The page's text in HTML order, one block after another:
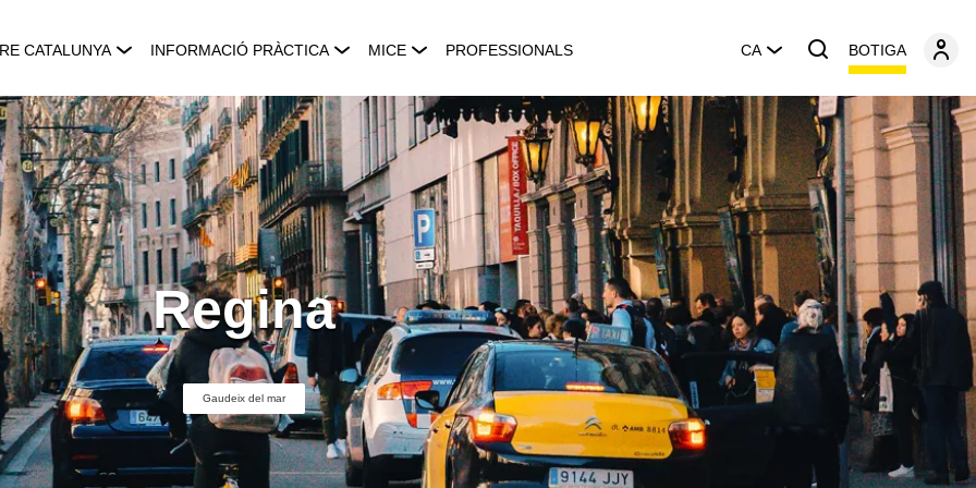
CATALUNYA INFORMACIÓ PRÀCTICA MICE PROFESSIONALS CA BOTIGA
Regina
Gaudeix del mar